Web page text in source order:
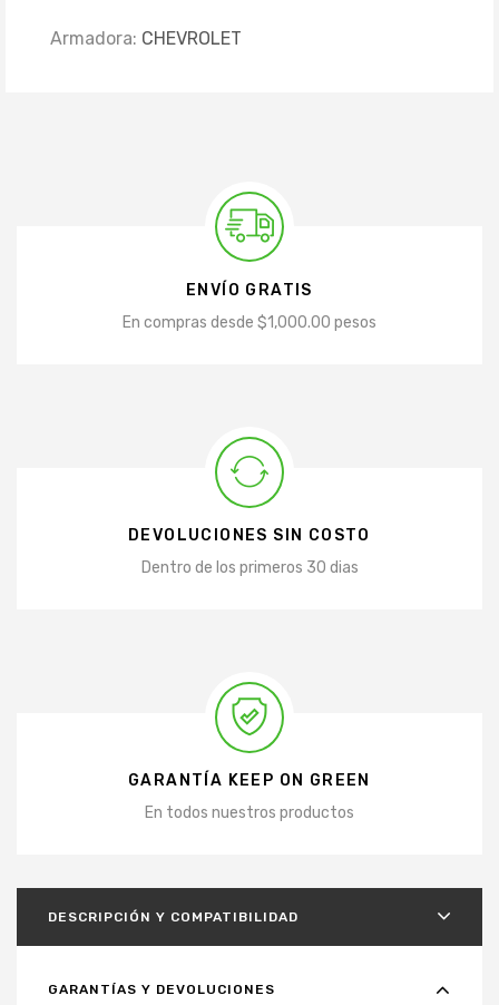
Armadora: CHEVROLET
ENVÍO GRATIS
En compras desde $1,000.00 pesos
DEVOLUCIONES SIN COSTO
Dentro de los primeros 30 dias
GARANTÍA KEEP ON GREEN
En todos nuestros productos
DESCRIPCIÓN Y COMPATIBILIDAD
GARANTÍAS Y DEVOLUCIONES